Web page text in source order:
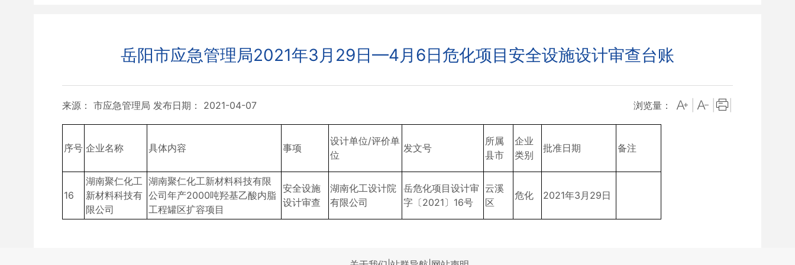
岳阳市应急管理局2021年3月29日—4月6日危化项目安全设施设计审查台账
来源： 市应急管理局 发布日期： 2021-04-07 浏览量：
序号 企业名称 具体内容 事项
设计单位/评价单
位
发文号
所属
县市
企业
类别
批准日期 备注
16
湖南聚仁化工
新材料科技有
限公司
湖南聚仁化工新材料科技有限
公司年产2000吨羟基乙酸内脂
工程罐区扩容项目
安全设施
设计审查
湖南化工设计院
有限公司
岳危化项目设计审
字〔2021〕16号
云溪
区
危化 2021年3月29日